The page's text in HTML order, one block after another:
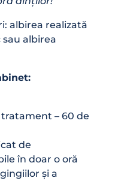
albirea realizată
albirea
– 60 de
de
în doar o oră
și a